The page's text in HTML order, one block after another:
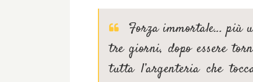
Forza immortale... più
tre giorni, dopo essere
tutta l’argenteria che